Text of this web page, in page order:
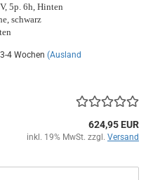
5p. 6h, Hinten
schwarz
4 Wochen (Ausland
624,95 EUR
inkl. 19% MwSt. zzgl. Versand